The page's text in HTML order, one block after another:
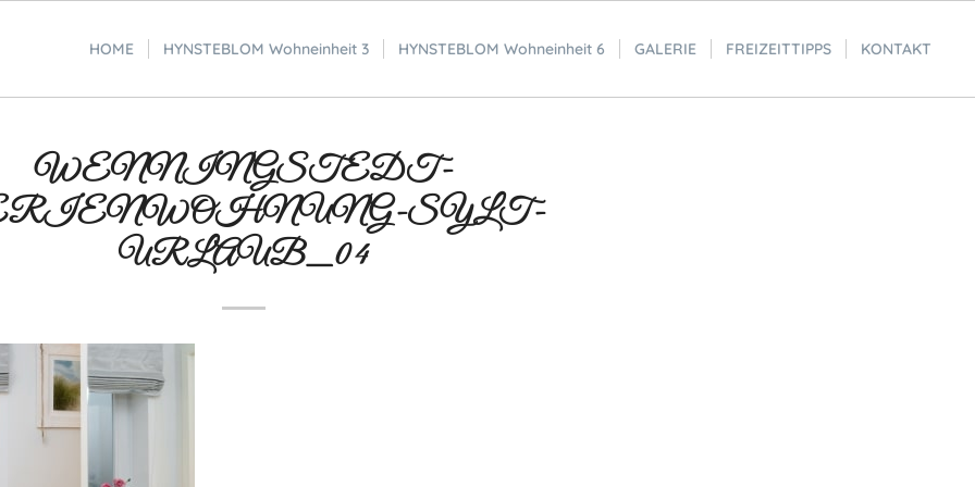
HOME HYNSTEBLOM Wohneinheit 3 HYNSTEBLOM Wohneinheit 6 GALERIE FREIZEITTIPPS KONTAKT
WENNINGSTEDT-
SYLT-
URLAUB_04